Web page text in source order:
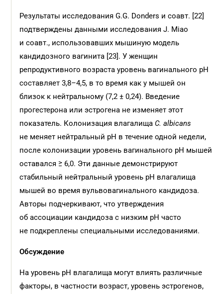
Результаты исследования G.G. Donders и соавт. [22]
подтверждены данными исследования J. Miao
и соавт., использовавших мышиную модель
кандидозного вагинита [23]. У женщин
репродуктивного возраста уровень вагинального pH
составляет 3,8–4,5, в то время как у мышей он
близок к нейтральному (7,2 ± 0,24). Введение
прогестерона или эстрогена не изменяет этот
показатель. Колонизация влагалища C. albicans
не меняет нейтральный pH в течение одной недели,
после колонизации уровень вагинального pH мышей
оставался ≥ 6,0. Эти данные демонстрируют
стабильный нейтральный уровень pH влагалища
мышей во время вульвовагинального кандидоза.
Авторы подчеркивают, что утверждения
об ассоциации кандидоза с низким pH часто
не подкреплены специальными исследованиями.
Обсуждение
На уровень pH влагалища могут влиять различные
факторы, в частности возраст, уровень эстрогенов,